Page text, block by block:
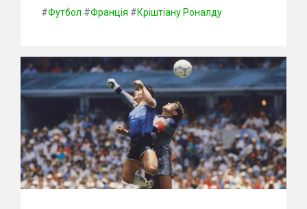
#Футбол #Франція #Кріштіану Роналду